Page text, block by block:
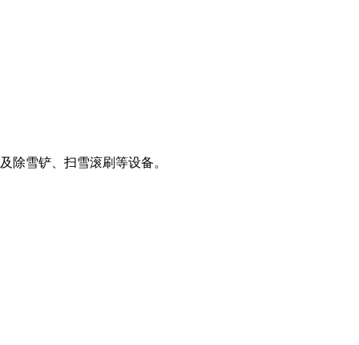
除雪铲、扫雪滚刷等设备。